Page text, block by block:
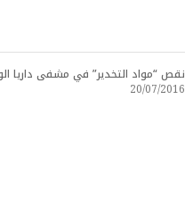
نقص “مواد التخدير” في مشفى داريا
20/07/2016